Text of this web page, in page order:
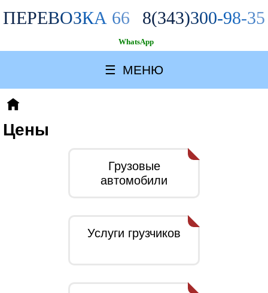
ПЕРЕВОЗКА 66 8(343)300-98-35
WhatsApp
☰ МЕНЮ
Цены
Грузовые
автомобили
Услуги грузчиков